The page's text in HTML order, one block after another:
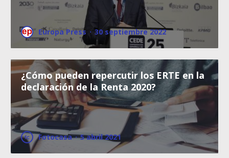
Europa Press · 30 septiembre 2022
¿Cómo pueden repercutir los ERTE en la
declaración de la Renta 2020?
Fotocasa · 5 abril 2021